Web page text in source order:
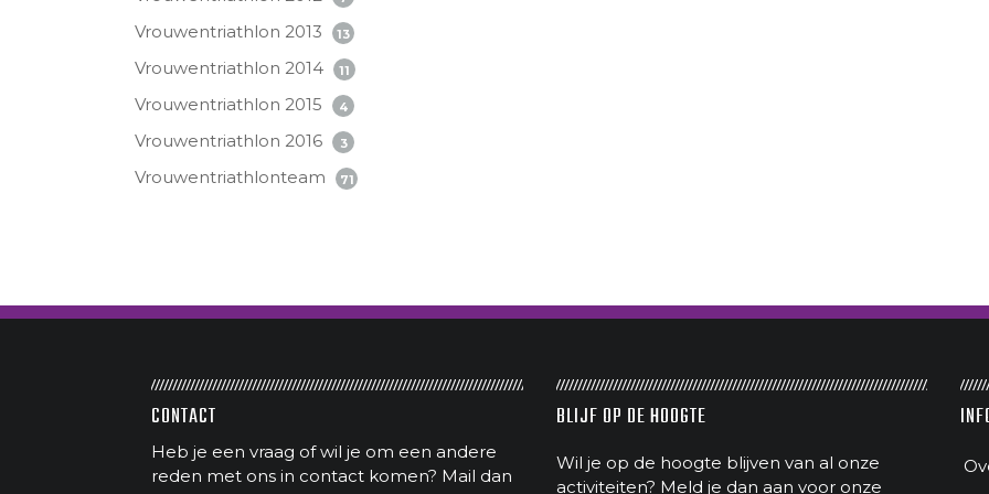
Vrouwentriathlon 2013 13
Vrouwentriathlon 2014 11
Vrouwentriathlon 2015 4
Vrouwentriathlon 2016 3
Vrouwentriathlonteam 71
CONTACT
Heb je een vraag of wil je om een andere
reden met ons in contact komen? Mail dan
BLIJF OP DE HOOGTE
Wil je op de hoogte blijven van al onze
activiteiten? Meld je dan aan voor onze